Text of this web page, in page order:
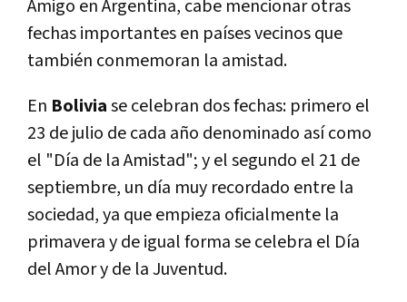
Amigo en Argentina, cabe mencionar otras
fechas importantes en países vecinos que
también conmemoran la amistad.
En Boliviase celebran dos fechas: primero el
23 de julio de cada año denominado así como
el "Día de la Amistad"; y el segundo el 21 de
septiembre, un día muy recordado entre la
sociedad, ya que empieza oficialmente la
primavera y de igual forma se celebra el Día
del Amor y de la Juventud.